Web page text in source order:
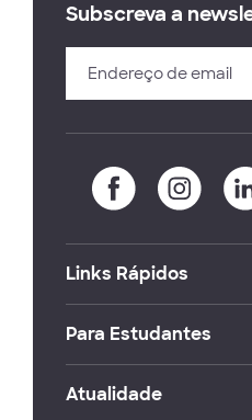
Subscreva a
Links Rápidos
Para Estudantes
Atualidade